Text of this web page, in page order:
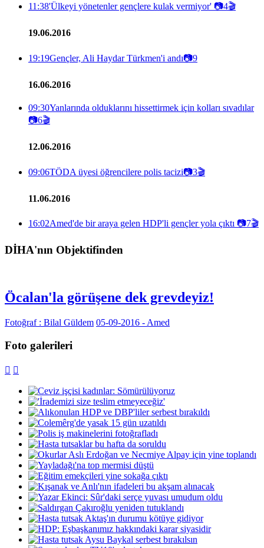
11:38'Ülkeyi yönetenler gençlere kulak vermiyor' 📷4🎬
19.06.2016
19:19Gençler, Ali Haydar Türkmen'i andı📷9
16.06.2016
09:30Yanlarında olduklarını hissettirmek için kolları sıvadılar
📷6🎬
12.06.2016
09:06TÖDA üyesi öğrencilere polis tacizi📷3🎬
11.06.2016
16:02Amed'de bir araya gelen HDP'li gençler yola çıktı 📷7🎬
DİHA'nın Objektifinden
Öcalan'la görüşene dek grevdeyiz!
Fotoğraf : Bilal Güldem 05-09-2016 - Amed
Foto galerileri
 